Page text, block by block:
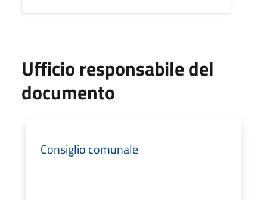
Ufficio responsabile del
documento
Consiglio comunale